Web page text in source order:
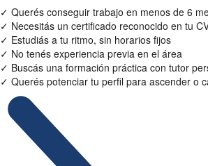
✓ Querés conseguir trabajo en menos de 6
✓ Necesitás un certificado reconocido en tu
✓ Estudiás a tu ritmo, sin horarios fijos
✓ No tenés experiencia previa en el área
✓ Buscás una formación práctica con tutor
✓ Querés potenciar tu perfil para ascender o